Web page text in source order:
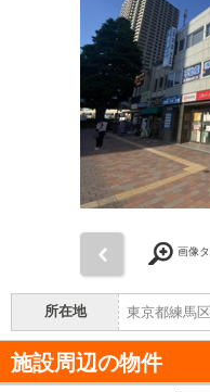
画像
所在地 東京都練馬
施設周辺の物件